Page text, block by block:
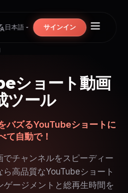
日本語 サインイン
ショート動画
ツール
バズるYouTubeショートに
て自動で！
チャンネルをスピーディー
高品質なYouTubeショート
ゲージメントと総再生時間を